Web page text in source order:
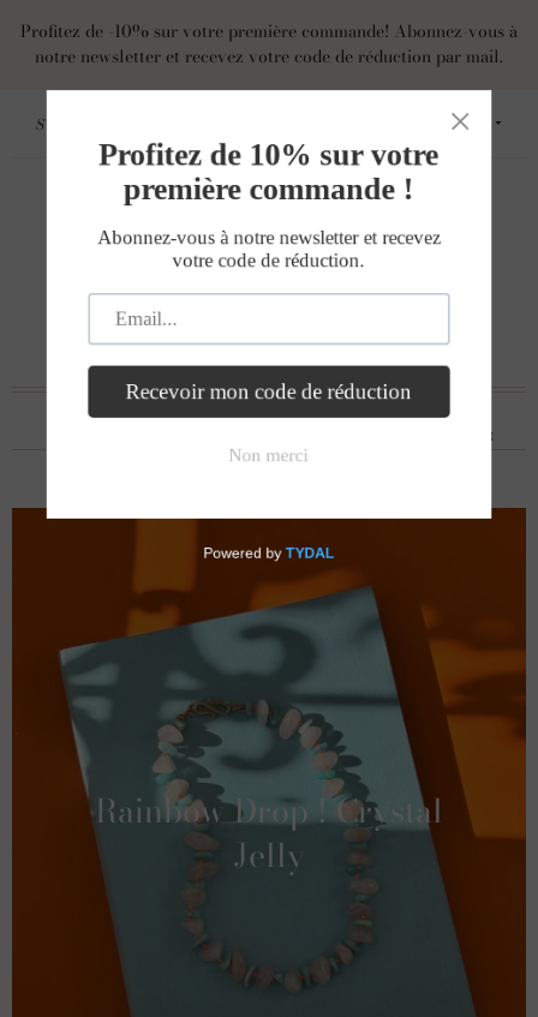
Profitez de -10% sur votre première commande! Abonnez-vous à
notre newsletter et recevez votre code de réduction par mail.
S'identifier EUR
NAVIGUER
PANIER
RECHERCHER
Rainbow Drop ! Crystal
Jelly